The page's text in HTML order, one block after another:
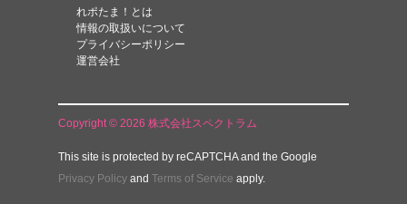
れポたま！とは
情報の取扱いについて
プライバシーポリシー
運営会社
Copyright © 2026 株式会社スペクトラム
This site is protected by reCAPTCHA and the Google
Privacy Policy and Terms of Service apply.